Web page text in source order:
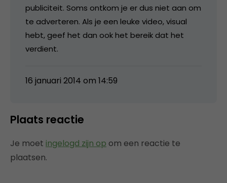
publiciteit. Soms ontkom je er dus niet aan om
te adverteren. Als je een leuke video, visual
hebt, geef het dan ook het bereik dat het
verdient.
16 januari 2014 om 14:59
Plaats reactie
Je moet ingelogd zijn op om een reactie te
plaatsen.